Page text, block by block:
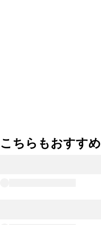
こちらもおすすめ